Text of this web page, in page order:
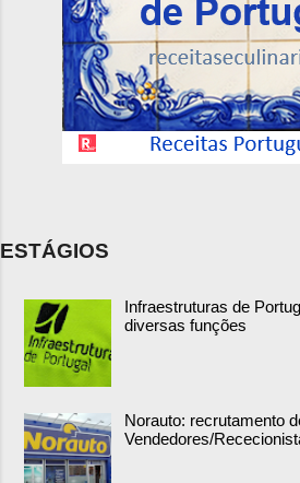
ESTÁGIOS
Infraestruturas de
diversas funções
Norauto: recrutamento
Vendedores/